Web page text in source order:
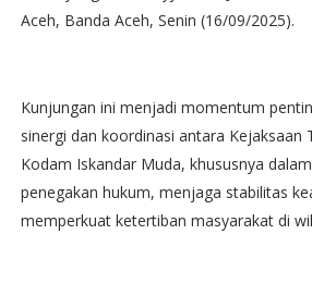
Aceh, Banda Aceh, Senin (16/09/2025).
Kunjungan ini menjadi momentum
sinergi dan koordinasi antara Kejaksaan
Kodam Iskandar Muda, khususnya
penegakan hukum, menjaga stabilitas
memperkuat ketertiban masyarakat di